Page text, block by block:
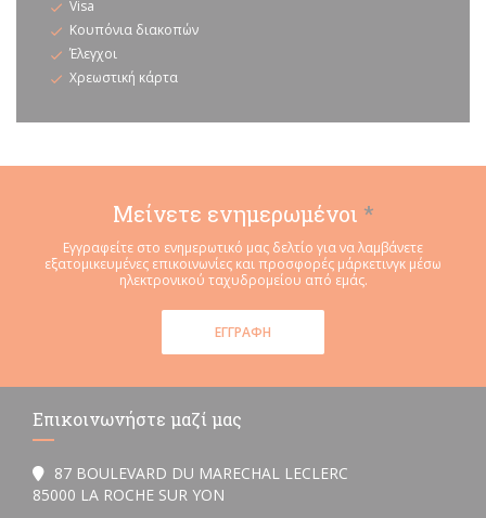
Visa
Κουπόνια διακοπών
Έλεγχοι
Χρεωστική κάρτα
Μείνετε ενημερωμένοι *
Εγγραφείτε στο ενημερωτικό μας δελτίο για να λαμβάνετε
εξατομικευμένες επικοινωνίες και προσφορές μάρκετινγκ μέσω
ηλεκτρονικού ταχυδρομείου από εμάς.
ΕΓΓΡΑΦΉ
Επικοινωνήστε μαζί μας
87 BOULEVARD DU MARECHAL LECLERC
85000 LA ROCHE SUR YON